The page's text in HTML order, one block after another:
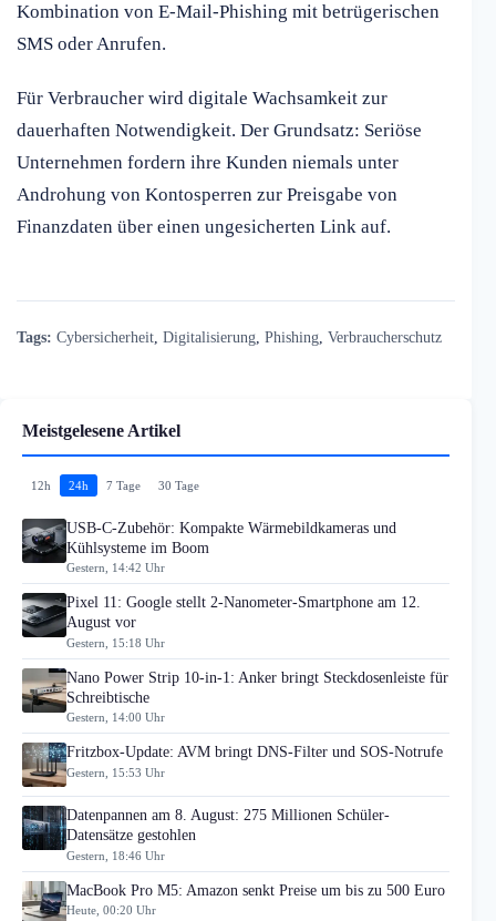
Kombination von E-Mail-Phishing mit betrügerischen
SMS oder Anrufen.
Für Verbraucher wird digitale Wachsamkeit zur
dauerhaften Notwendigkeit. Der Grundsatz: Seriöse
Unternehmen fordern ihre Kunden niemals unter
Androhung von Kontosperren zur Preisgabe von
Finanzdaten über einen ungesicherten Link auf.
Tags: Cybersicherheit Digitalisierung Phishing Verbraucherschutz
Meistgelesene Artikel
12h 24h 7 Tage 30 Tage
USB-C-Zubehör: Kompakte Wärmebildkameras und
Kühlsysteme im Boom
Gestern, 14:42 Uhr
Pixel 11: Google stellt 2-Nanometer-Smartphone am 12.
August vor
Gestern, 15:18 Uhr
Nano Power Strip 10-in-1: Anker bringt Steckdosenleiste für
Schreibtische
Gestern, 14:00 Uhr
Fritzbox-Update: AVM bringt DNS-Filter und SOS-Notrufe
Gestern, 15:53 Uhr
Datenpannen am 8. August: 275 Millionen Schüler-
Datensätze gestohlen
Gestern, 18:46 Uhr
MacBook Pro M5: Amazon senkt Preise um bis zu 500 Euro
Heute, 00:20 Uhr